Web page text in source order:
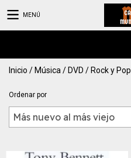
MENÚ
Inicio / Música / DVD / Rock y Pop
Ordenar por